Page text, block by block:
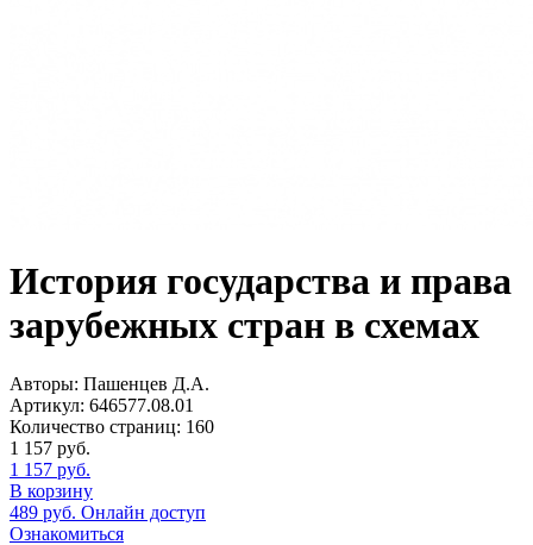
История государства и права
зарубежных стран в схемах
Авторы: Пашенцев Д.А.
Артикул: 646577.08.01
Количество страниц: 160
1 157 руб.
1 157 руб.
В корзину
489 руб. Онлайн доступ
Ознакомиться